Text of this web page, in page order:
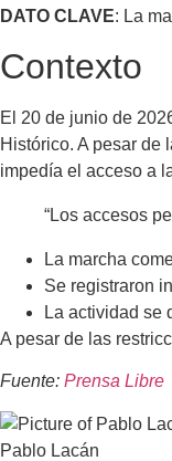
DATO CLAVE: La
Contexto
El 20 de junio de
Histórico. A pesar
impedía el acceso a
“Los accesos
La marcha
Se registraron
La actividad se
A pesar de las
Fuente: Prensa Libre
Pablo Lacán